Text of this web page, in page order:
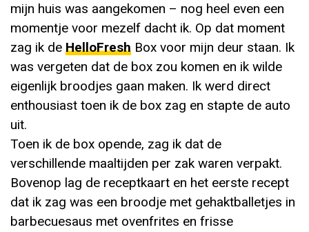
mijn huis was aangekomen – nog heel even een
momentje voor mezelf dacht ik. Op dat moment
zag ik de HelloFresh Box voor mijn deur staan. Ik
was vergeten dat de box zou komen en ik wilde
eigenlijk broodjes gaan maken. Ik werd direct
enthousiast toen ik de box zag en stapte de auto
uit.
Toen ik de box opende, zag ik dat de
verschillende maaltijden per zak waren verpakt.
Bovenop lag de receptkaart en het eerste recept
dat ik zag was een broodje met gehaktballetjes in
barbecuesaus met ovenfrites en frisse